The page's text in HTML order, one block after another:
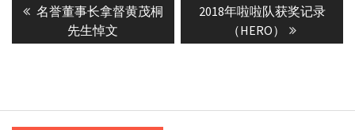
navigation
Previous
名誉董事长拿督黄茂桐
先生悼文
Next
2018年啦啦队获奖记录
（HERO）